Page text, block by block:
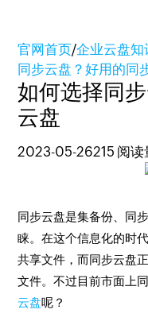
官网首页/企业云盘知
同步云盘？好用的同
如何选择同
云盘
2023-05-26215 阅读
同步云盘是集备份、同
睐。在这个信息化的时
共享文件，而同步云盘
文件。不过目前市面上
云盘呢？